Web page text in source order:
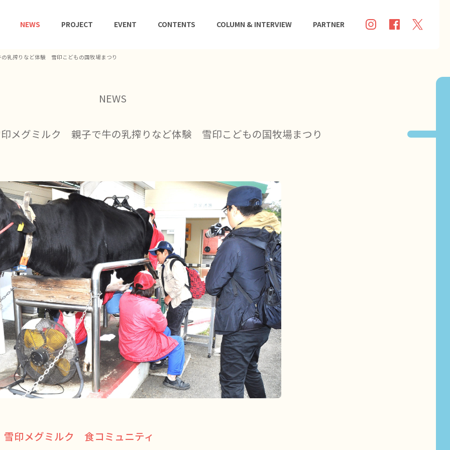
NEWS PROJECT EVENT CONTENTS COLUMN & INTERVIEW PARTNER
乳搾りなど体験 雪印こどもの国牧場まつり
NEWS
メグミルク 親子で牛の乳搾りなど体験 雪印こどもの国牧場まつり
メグミルク 食コミュニティ